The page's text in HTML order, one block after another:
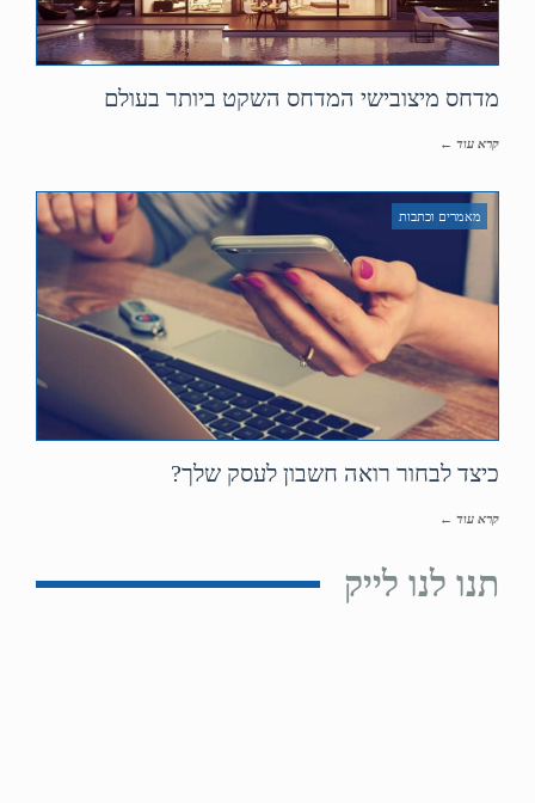
מדחס מיצובישי המדחס השקט ביותר בעולם
קרא עוד ←
מאמרים וכתבות
כיצד לבחור רואה חשבון לעסק שלך?
קרא עוד ←
תנו לנו לייק